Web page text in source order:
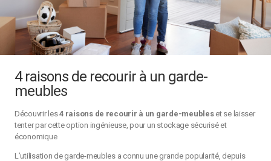
4 raisons de recourir à un garde-
meubles
Découvrir les4 raisons de recourir à un garde-meubles et se laisser
tenter par cette option ingénieuse, pour un stockage sécurisé et
économique
L’utilisation de garde-meubles a connu une grande popularité, depuis